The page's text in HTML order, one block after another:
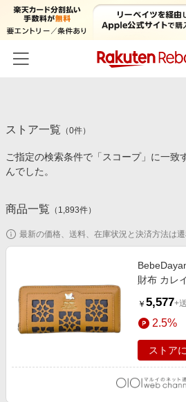
カテゴリー一覧
百貨店・総合ECモール
食品・スイーツ・お酒
コスメ・健康・医薬品
家電・PC・スマホ・カメラ
エンタメ
スポーツ・アウトドア・ゴルフ
イベント一覧
初回購入者限定特典
対象ストア新規限定特典
楽天ペイ導入ストア
楽天サービス特集
わくわく夏特集
ストア一覧 （0件）
ご指定の検索条件で「スコープ」に一致
んでした。
商品一覧 （ 1,893件）
最新の価格、送料、在庫状況と決済方法は
財布 カレ
￥ 5,577+
2.5%
ストア